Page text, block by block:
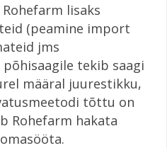
lisaks
(peamine import
jms
tekib saagi
määral juurestikku,
tõttu on
Rohefarm hakata